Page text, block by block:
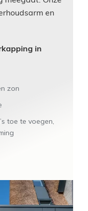
en
in
zon
toe te voegen,